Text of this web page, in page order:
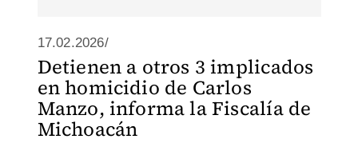
17.02.2026/
Detienen a otros 3 implicados
en homicidio de Carlos
Manzo, informa la Fiscalía de
Michoacán